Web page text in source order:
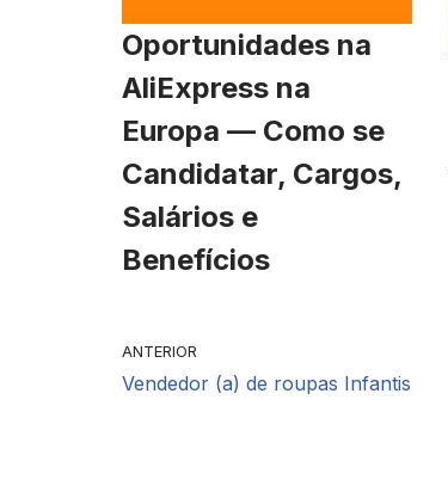
Oportunidades na
AliExpress na
Europa — Como se
Candidatar, Cargos,
Salários e
Benefícios
ANTERIOR
Vendedor (a) de roupas Infantis